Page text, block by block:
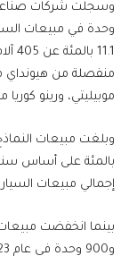
وحدة في مبيعات
منفصلة من هيونداي
موبيليتي، ورينو كوريا
إجمالي مبيعات